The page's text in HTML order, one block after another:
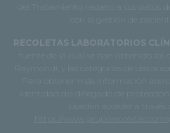
del Tratamiento respeto a sus datos
con la gestión de
RECOLETAS LABORATORIOS
fuente de la cual se han obtenido los
Raymondi, y las categorías de datos
Para obtener más información
identidad del delegado de protección
pueden acceder a través
https://